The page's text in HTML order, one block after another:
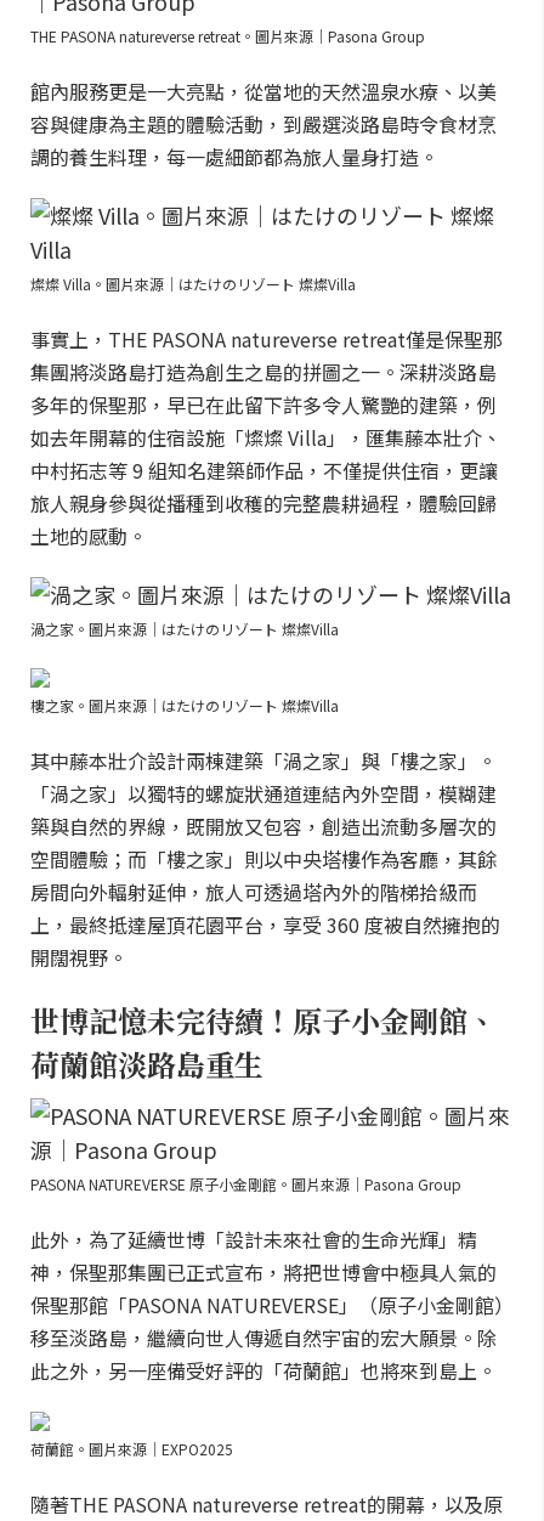
THE PASONA natureverse retreat。圖片來源｜Pasona Group
館內服務更是一大亮點，從當地的天然溫泉水療、以美
容與健康為主題的體驗活動，到嚴選淡路島時令食材烹
調的養生料理，每一處細節都為旅人量身打造。
燦燦 Villa。圖片來源｜はたけのリゾート 燦燦Villa
事實上，THE PASONA natureverse retreat僅是保聖那
集團將淡路島打造為創生之島的拼圖之一。深耕淡路島
多年的保聖那，早已在此留下許多令人驚艷的建築，例
如去年開幕的住宿設施「燦燦 Villa」，匯集藤本壯介、
中村拓志等 9 組知名建築師作品，不僅提供住宿，更讓
旅人親身參與從播種到收穫的完整農耕過程，體驗回歸
土地的感動。
渦之家。圖片來源｜はたけのリゾート 燦燦Villa
樓之家。圖片來源｜はたけのリゾート 燦燦Villa
其中藤本壯介設計兩棟建築「渦之家」與「樓之家」。
「渦之家」以獨特的螺旋狀通道連結內外空間，模糊建
築與自然的界線，既開放又包容，創造出流動多層次的
空間體驗；而「樓之家」則以中央塔樓作為客廳，其餘
房間向外輻射延伸，旅人可透過塔內外的階梯拾級而
上，最終抵達屋頂花園平台，享受 360 度被自然擁抱的
開闊視野。
世博記憶未完待續！原子小金剛館、
荷蘭館淡路島重生
PASONA NATUREVERSE 原子小金剛館。圖片來源｜Pasona Group
此外，為了延續世博「設計未來社會的生命光輝」精
神，保聖那集團已正式宣布，將把世博會中極具人氣的
保聖那館「PASONA NATUREVERSE」（原子小金剛館）
移至淡路島，繼續向世人傳遞自然宇宙的宏大願景。除
此之外，另一座備受好評的「荷蘭館」也將來到島上。
荷蘭館。圖片來源｜EXPO2025
隨著THE PASONA natureverse retreat的開幕，以及原